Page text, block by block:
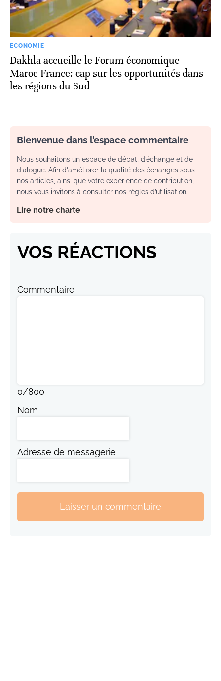
ECONOMIE
Dakhla accueille le Forum économique
Maroc-France: cap sur les opportunités dans
les régions du Sud
Bienvenue dans l’espace commentaire
Nous souhaitons un espace de débat, d’échange et de
dialogue. Afin d'améliorer la qualité des échanges sous
nos articles, ainsi que votre expérience de contribution,
nous vous invitons à consulter nos règles d’utilisation.
Lire notre charte
VOS RÉACTIONS
Commentaire
0/800
Nom
Adresse de messagerie
Laisser un commentaire